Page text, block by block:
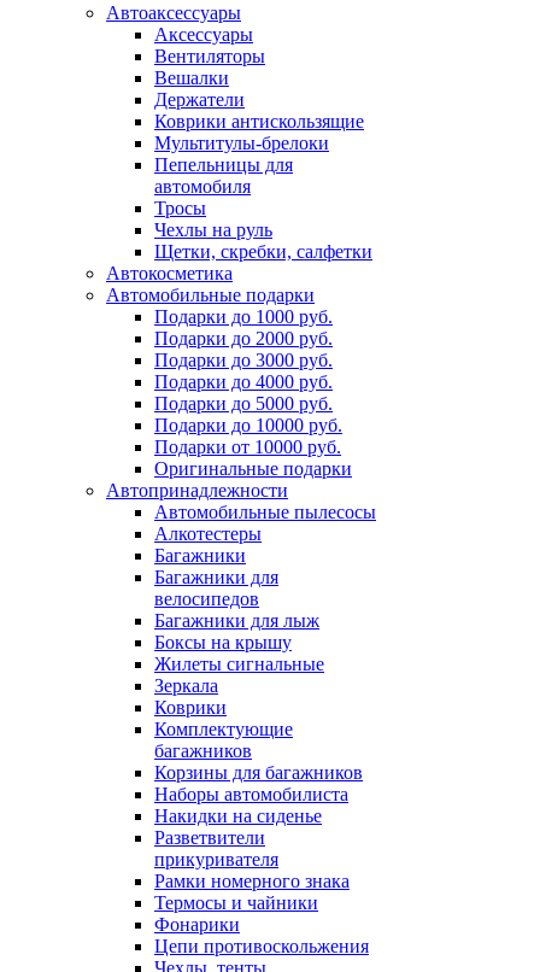
Автоаксессуары
Аксессуары
Вентиляторы
Вешалки
Держатели
Коврики антискользящие
Мультитулы-брелоки
Пепельницы для
автомобиля
Тросы
Чехлы на руль
Щетки, скребки, салфетки
Автокосметика
Автомобильные подарки
Подарки до 1000 руб.
Подарки до 2000 руб.
Подарки до 3000 руб.
Подарки до 4000 руб.
Подарки до 5000 руб.
Подарки до 10000 руб.
Подарки от 10000 руб.
Оригинальные подарки
Автопринадлежности
Автомобильные пылесосы
Алкотестеры
Багажники
Багажники для
велосипедов
Багажники для лыж
Боксы на крышу
Жилеты сигнальные
Зеркала
Коврики
Комплектующие
багажников
Корзины для багажников
Наборы автомобилиста
Накидки на сиденье
Разветвители
прикуривателя
Рамки номерного знака
Термосы и чайники
Фонарики
Цепи противоскольжения
Чехлы, тенты